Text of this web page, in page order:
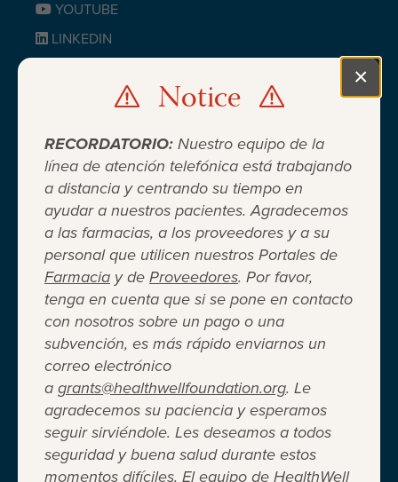
Notice
RECORDATORIO: Nuestro equipo de la
línea de atención telefónica está trabajando
a distancia y centrando su tiempo en
ayudar a nuestros pacientes. Agradecemos
a las farmacias, a los proveedores y a su
personal que utilicen nuestros Portales de
Farmacia y de Proveedores. Por favor,
tenga en cuenta que si se pone en contacto
con nosotros sobre un pago o una
subvención, es más rápido enviarnos un
correo electrónico
a grants@healthwellfoundation.org. Le
agradecemos su paciencia y esperamos
seguir sirviéndole. Les deseamos a todos
seguridad y buena salud durante estos
momentos difíciles. El equipo de HealthWell
×
Cuando el seguro médico no es
suficiente ®
Entidad 501(c)(3) independiente sin fines de lucro
que brinda asistencia financiera a adultos y niños
para cubrir el costo del coseguro de los
medicamentos recetados, copagos, deducibles,
primas de seguro médico y otros gastos médicos
directos de su bolsillo seleccionados.
YOUTUBE
LINKEDIN
Terms of Use Privacy Policy Accessibility